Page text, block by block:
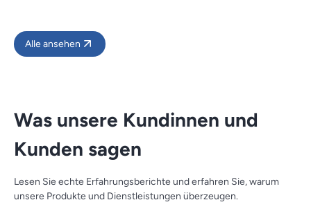
Alle ansehen
Was unsere Kundinnen und
Kunden sagen
Lesen Sie echte Erfahrungsberichte und erfahren Sie, warum
unsere Produkte und Dienstleistungen überzeugen.